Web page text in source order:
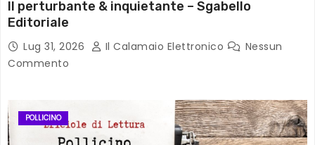
Il perturbante & inquietante – Sgabello
Editoriale
Lug 31, 2026 Il Calamaio Elettronico
Nessun
Commento
POLLICINO